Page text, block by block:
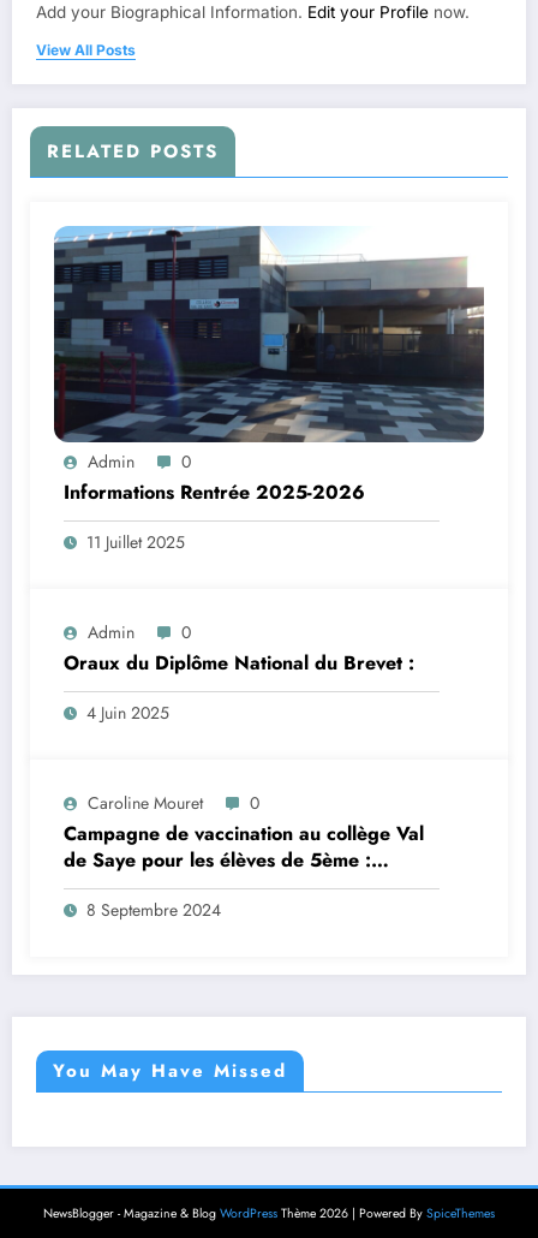
Add your Biographical Information. Edit your Profile now.
View All Posts
RELATED POSTS
Admin 0
Informations Rentrée 2025-2026
11 Juillet 2025
Admin 0
Oraux du Diplôme National du Brevet :
4 Juin 2025
Caroline Mouret 0
Campagne de vaccination au collège Val
de Saye pour les élèves de 5ème :
inscription en ligne avant le 28 septembre
2024
8 Septembre 2024
You May Have Missed
NewsBlogger - Magazine & Blog WordPress Thème 2026 | Powered By SpiceThemes